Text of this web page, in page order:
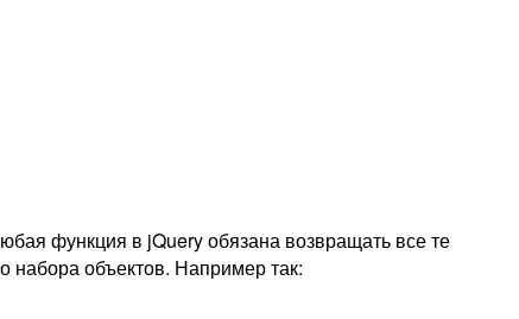
функция в jQuery обязана возвращать все те
набора объектов. Например так: